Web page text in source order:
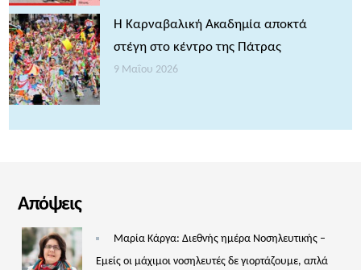
Η Καρναβαλική Ακαδημία αποκτά
στέγη στο κέντρο της Πάτρας
9 Μαΐου 2026
Απόψεις
Μαρία Κάργα: Διεθνής ημέρα Νοσηλευτικής –
Εμείς οι μάχιμοι νοσηλευτές δε γιορτάζουμε, απλά